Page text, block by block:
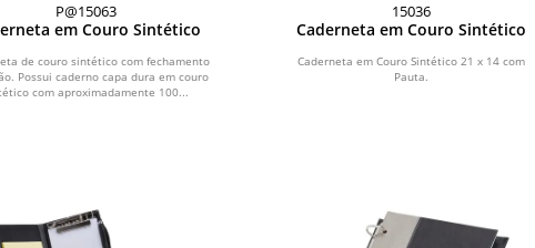
P@15063
em Couro Sintético
de couro sintético com fechamento
Possui caderno capa dura em couro
com aproximadamente 100...
15036
Caderneta em Couro Sintético
Caderneta em Couro Sintético 21 x 14 com
Pauta.